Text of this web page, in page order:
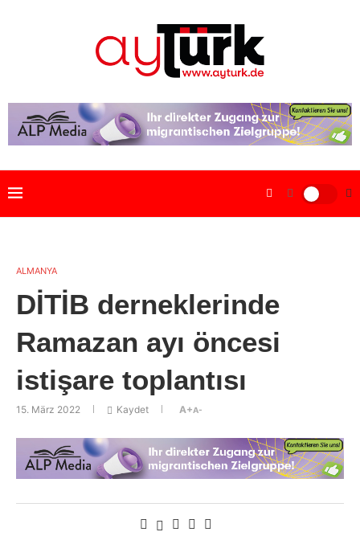
ALMANYA
DİTİB derneklerinde
Ramazan ayı öncesi
istişare toplantısı
15. März 2022 Kaydet A+A-